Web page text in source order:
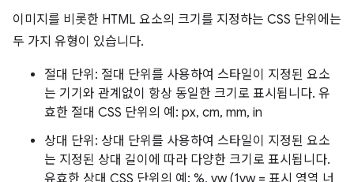
이미지를 비롯한 HTML 요소의 크기를 지정하는 CSS 단위에는
두 가지 유형이 있습니다.
절대 단위: 절대 단위를 사용하여 스타일이 지정된 요소
는 기기와 관계없이 항상 동일한 크기로 표시됩니다. 유
효한 절대 CSS 단위의 예: px, cm, mm, in
상대 단위: 상대 단위를 사용하여 스타일이 지정된 요소
는 지정된 상대 길이에 따라 다양한 크기로 표시됩니다.
유효한 상대 CSS 단위의 예: %, vw (1vw = 표시 영역 너